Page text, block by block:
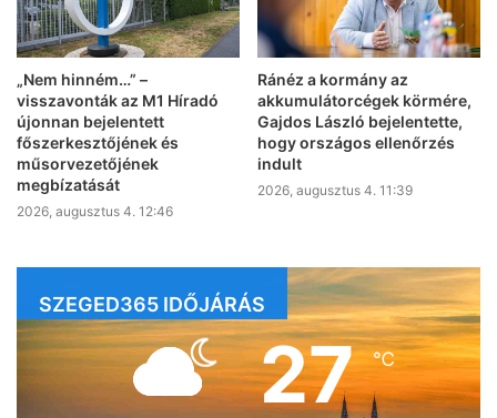
„Nem hinném…” –
visszavonták az M1 Híradó
újonnan bejelentett
főszerkesztőjének és
műsorvezetőjének
megbízatását
2026, augusztus 4. 12:46
Ránéz a kormány az
akkumulátorcégek körmére,
Gajdos László bejelentette,
hogy országos ellenőrzés
indult
2026, augusztus 4. 11:39
SZEGED365 IDŐJÁRÁS
27℃